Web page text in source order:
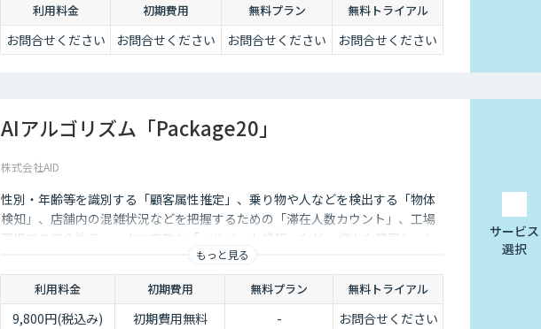
利用料金 初期費用 無料プラン 無料トライアル
お問合せください お問合せください お問合せください お問合せください
AIアルゴリズム「Package20」
株式会社AID
性別・年齢等を識別する「顧客属性推定」、乗り物や人などを検出する「物体
検知」、店舗内の混雑状況などを把握するための「滞在人数カウント」、工場
現場での安全性チェックに有効な「ヘルメット検知」など、 様々な商用シーン
で活用いただけるAIアルゴリズム20種をパッケージ化して提供しています。ご
利用は、ソラコム製AIカメラ「S+ Camera」にAIアルゴリズム「Package20」
をインストールいただくだけです。
もっと見る
利用料金 初期費用 無料プラン 無料トライアル
9,800円(税込み) 初期費用無料 - お問合せください
サービス
選択